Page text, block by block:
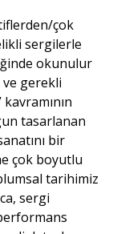
çok
sergilerle
okunulur
gerekli
tasarlanan
bir
çok boyutlu
tarihimiz
sergi